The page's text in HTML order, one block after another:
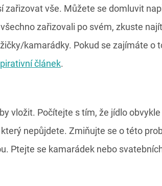
vše. Můžete se domluvit
zařizovali po svém, zkuste
kamarádky. Pokud se zajímáte o
článek.
vložit. Počítejte s tím, že jídlo
nepůjdete. Zmiňujte se o této
Ptejte se kamarádek nebo